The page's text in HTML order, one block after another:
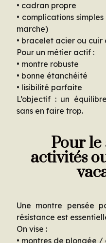
• cadran propre
• complications
marche)
• bracelet acier ou cuir
Pour un métier actif :
• montre robuste
• bonne étanchéité
• lisibilité parfaite
L’objectif : un
sans en faire trop.
Pour le
activités
Une montre pensée
résistance est
On vise :
• montres de plongée /